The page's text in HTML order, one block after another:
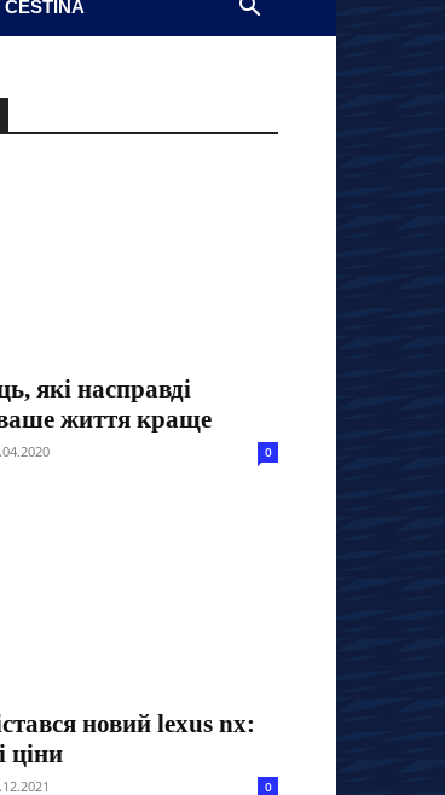
ČEŠTINA
які насправді
життя краще
0
новий lexus nx:
ціни
0